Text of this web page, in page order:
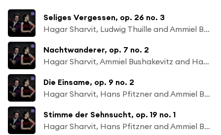
Seliges Vergessen, op. 26 no. 3
Hagar Sharvit, Ludwig Thuille and Ammiel Bushakevitz
Nachtwanderer, op. 7 no. 2
Hagar Sharvit, Ammiel Bushakevitz and Hans Pfitzner
Die Einsame, op. 9 no. 2
Hagar Sharvit, Hans Pfitzner and Ammiel Bushakevitz
Stimme der Sehnsucht, op. 19 no. 1
Hagar Sharvit, Hans Pfitzner and Ammiel Bushakevitz